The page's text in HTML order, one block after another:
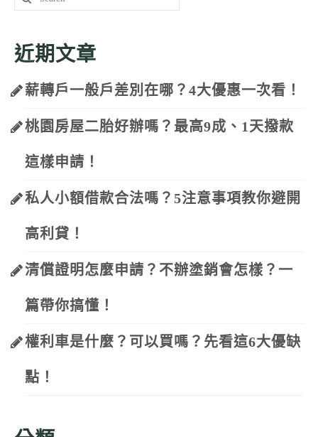
for:
近期文章
薪轉戶一般戶差別在哪？4大優惠一次看！
桃園房屋二胎好辦嗎？最高9成、1天撥款
這樣申請！
私人小額借款合法嗎？5注意事項教你避開
高利貸！
清償證明怎麼申請？不辦塗銷會怎樣？一
篇帶你搞懂！
權利車是什麼？可以買嗎？先看這6大優缺
點！